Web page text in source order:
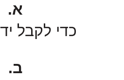
א.
כדי לקבל
ב.